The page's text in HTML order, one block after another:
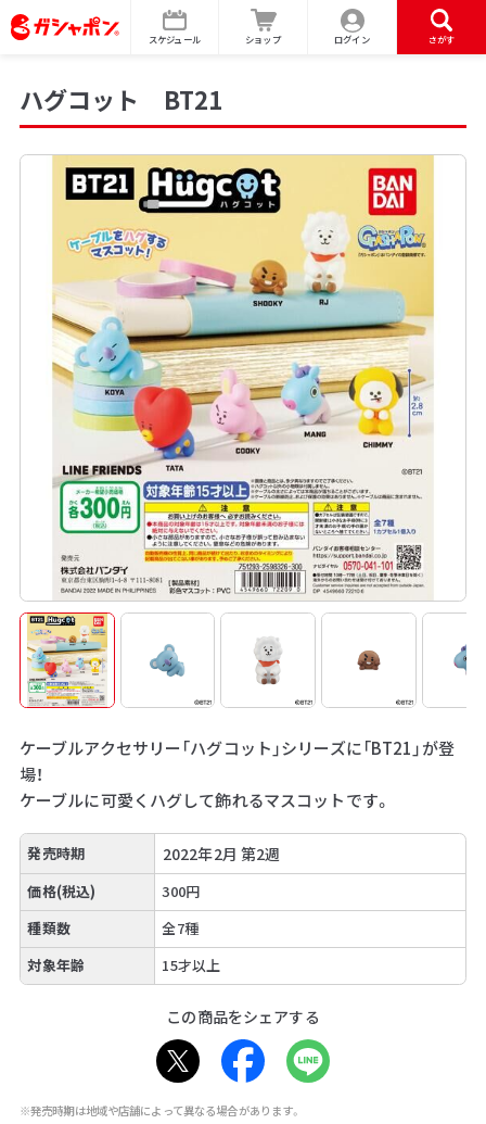
スケジュール ショップ ログイン さがす
ハグコット BT21
ケーブルアクセサリー「ハグコット」シリーズに「BT21」が登
場！
ケーブルに可愛くハグして飾れるマスコットです。
発売時期 2022年2月 第2週
価格(税込)
300円
種類数
全7種
対象年齢
15才以上
この商品をシェアする
※発売時期は地域や店舗によって異なる場合があります。